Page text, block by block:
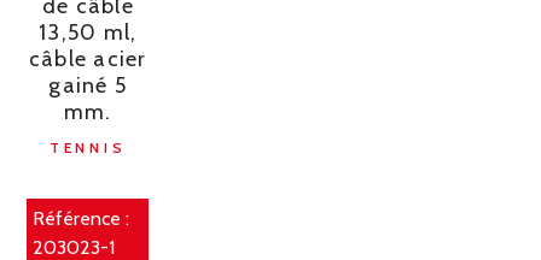
de câble
13,50 ml,
câble acier
gainé 5
mm.
TENNIS
Référence :
203023-1